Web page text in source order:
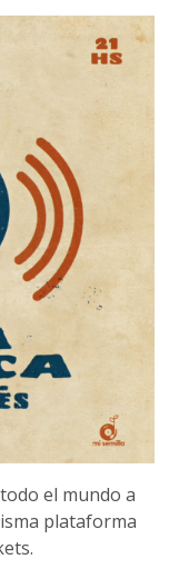
el mundo a
plataforma